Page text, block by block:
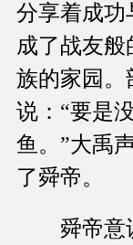
分享着成功
成了战友
族的家园。
说：“要是
鱼。”大禹
了舜帝。
舜帝意识